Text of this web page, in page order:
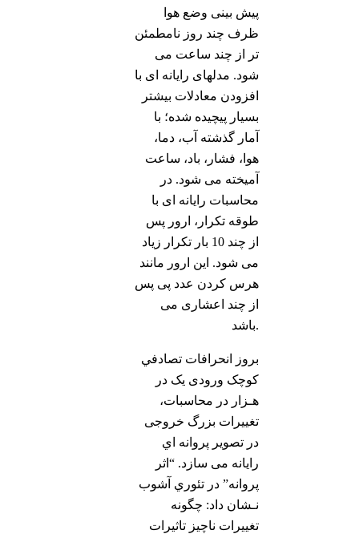
پیش بینی وضع هوا
ظرف چند روز نامطمئن
تر از چند ساعت می
شود. مدلهای رایانه ای با
افزودن معادلات بیشتر
بسیار پیچیده شده؛ با
آمار گذشته آب، دما،
هوا، فشار، باد، ساعت
آمیخته می شود. در
محاسبات رایانه ای با
طوقه تکرار، ارور پس
از چند 10 بار تکرار زیاد
می شود. این ارور مانند
هرس کردن عدد پی پس
از چند اعشاری می
باشد.
بروز انحرافات تصادفي
کوچک ورودی یک در
هـزار در محاسبات،
تغييرات بزرگ خروجی
در تصویر پروانه اي
رایانه می سازد. “اثر
پروانه” در تئوري آشوب
نـشان داد: چگونه
تغييرات ناچیز تاثيرات